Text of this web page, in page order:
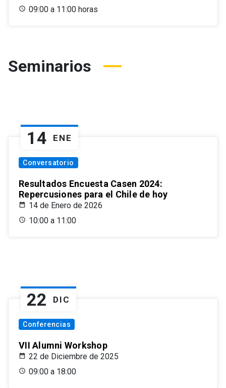
09:00 a 11:00 horas
Seminarios
14 ENE
Conversatorio
Resultados Encuesta Casen 2024:
Repercusiones para el Chile de hoy
14 de Enero de 2026
10:00 a 11:00
22 DIC
Conferencias
VII Alumni Workshop
22 de Diciembre de 2025
09:00 a 18:00